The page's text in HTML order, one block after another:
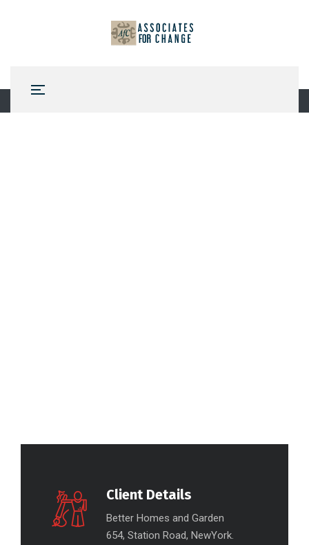
Client Details
Better Homes and Garden
654, Station Road, NewYork.